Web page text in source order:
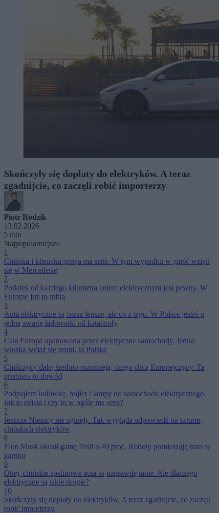
Skończyły się dopłaty do elektryków. A teraz
zgadnijcie, co zaczęli robić importerzy
Piotr Rodzik
13.02.2026
5 min
Najpopularniejsze
1
Chińska i kliencka presja ma sens. W tym wypadku w garść wzięli
się w Mercedesie
2
Podatek od każdego kilometra autem elektrycznym jest pewny. W
Europie już to robią
3
Auta elektryczne są coraz lepsze, ale co z tego. W Polsce jesteś o
jedną awarię ładowarki od katastrofy
4
Cała Europa opanowana przez elektryczne samochody. Jedna
wioska wciąż się broni, to Polska
5
Chińczycy dalej średnio rozumieją, czego chcą Europejczycy. Ta
premiera to dowód
6
Podpiąłem lodówkę, bojler i lampy do samochodu elektrycznego.
Jak to działa i czy to w ogóle ma sens?
7
Jeszcze Niemcy nie zginęły. Tak wygląda odpowiedź na szturm
chińskich elektryków
8
Elon Musk okroił gamę Tesli o 40 proc. Roboty pomieszają nam w
garnku
9
Okej, chińskie spalinowe auta są naprawdę tanie. Ale dlaczego
elektryczne są takie drogie?
10
Skończyły się dopłaty do elektryków. A teraz zgadnijcie, co zaczęli
robić importerzy